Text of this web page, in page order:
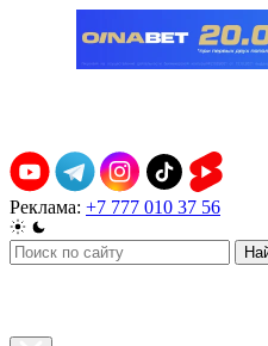
Реклама: +7 777 010 37 56